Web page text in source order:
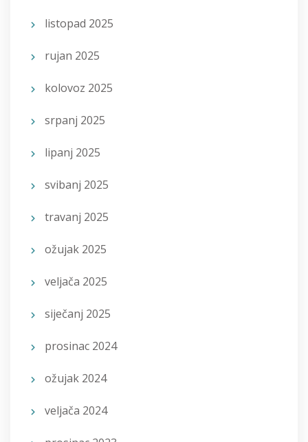
listopad 2025
rujan 2025
kolovoz 2025
srpanj 2025
lipanj 2025
svibanj 2025
travanj 2025
ožujak 2025
veljača 2025
siječanj 2025
prosinac 2024
ožujak 2024
veljača 2024